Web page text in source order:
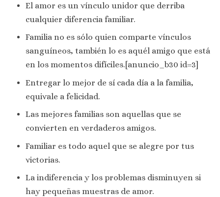
El amor es un vínculo unidor que derriba
cualquier diferencia familiar.
Familia no es sólo quien comparte vínculos
sanguíneos, también lo es aquél amigo que está
en los momentos difíciles.[anuncio_b30 id=3]
Entregar lo mejor de sí cada día a la familia,
equivale a felicidad.
Las mejores familias son aquellas que se
convierten en verdaderos amigos.
Familiar es todo aquel que se alegre por tus
victorias.
La indiferencia y los problemas disminuyen si
hay pequeñas muestras de amor.